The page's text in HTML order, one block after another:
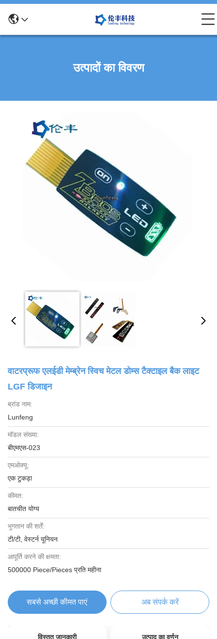
उत्पादों का विवरण
वाटरप्रूफ एलईडी मेम्ब्रेन स्विच मेटल डोम्स टैक्टाइल बैक लाइट
LGF डिजाइन
ब्रांड नाम:
Lunfeng
मॉडल संख्या:
बीएमएस-023
एमओक्यू:
एक टुकड़ा
कीमत:
बातचीत योग्य
भुगतान की शर्तें:
टी/टी, वेस्टर्न यूनियन
आपूर्ति करने की क्षमता:
500000 Piece/Pieces प्रति महीना
सबसे अच्छी कीमत पाएं अब संपर्क करें
विस्तृत जानकारी उत्पाद का वर्णन